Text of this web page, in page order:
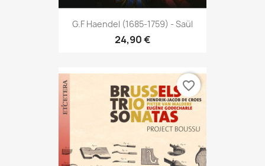
G.F Haendel (1685-1759) - Saül
24,90 €
favorite_border